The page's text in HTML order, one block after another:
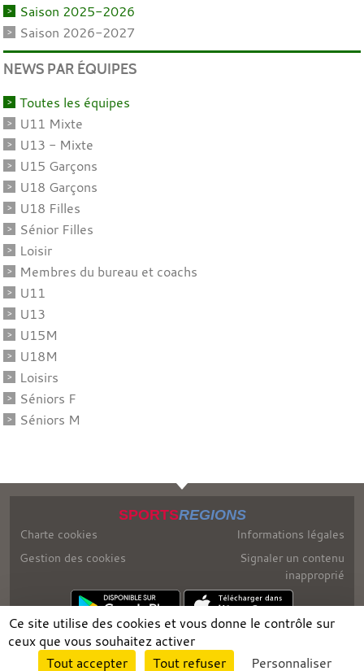
Saison 2025-2026
Saison 2026-2027
NEWS PAR ÉQUIPES
Toutes les équipes
U11 Mixte
U13 - Mixte
U15 Garçons
U18 Garçons
U18 Filles
Sénior Filles
Loisir
Membres du bureau et coachs
U11
U13
U15M
U18M
Loisirs
Séniors F
Séniors M
SPORTSREGIONS
Charte cookies
Gestion des cookies
Informations légales
Signaler un contenu
inapproprié
Envie de participer ? Connexion
Ce site utilise des cookies et vous donne le contrôle sur
ceux que vous souhaitez activer
Tout accepter
Tout refuser Personnaliser